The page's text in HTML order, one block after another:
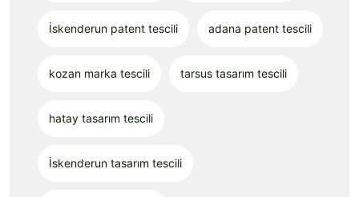
İskenderun patent tescili adana patent tescili
kozan marka tescili tarsus tasarım tescili
hatay tasarım tescili
İskenderun tasarım tescili